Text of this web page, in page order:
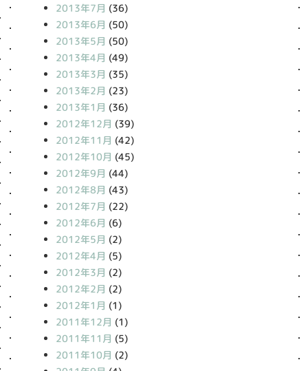
2013年7月 (36)
2013年6月 (50)
2013年5月 (50)
2013年4月 (49)
2013年3月 (35)
2013年2月 (23)
2013年1月 (36)
2012年12月 (39)
2012年11月 (42)
2012年10月 (45)
2012年9月 (44)
2012年8月 (43)
2012年7月 (22)
2012年6月 (6)
2012年5月 (2)
2012年4月 (5)
2012年3月 (2)
2012年2月 (2)
2012年1月 (1)
2011年12月 (1)
2011年11月 (5)
2011年10月 (2)